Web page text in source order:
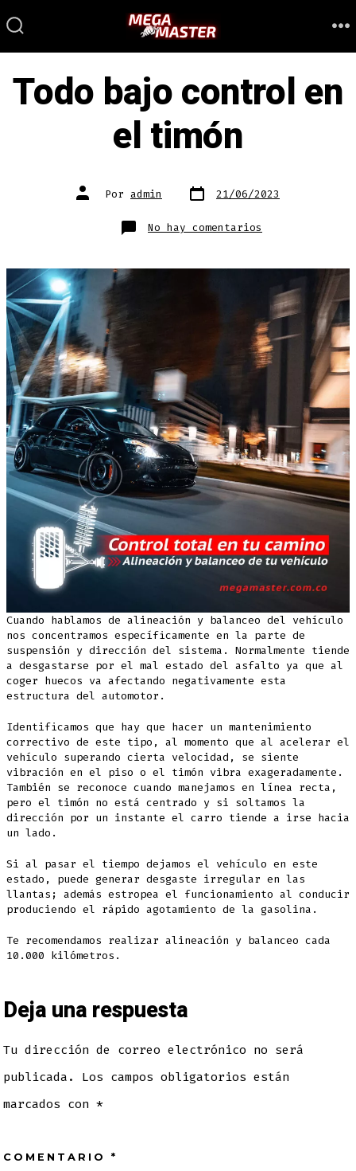
al
Todo bajo control en
el timón
Autor
de Por admin Fecha
de 21/06/2023
No hay comentarios
Todo
Cuando hablamos de alineación y balanceo del vehículo
nos concentramos específicamente en la parte de
suspensión y dirección del sistema. Normalmente tiende
a desgastarse por el mal estado del asfalto ya que al
coger huecos va afectando negativamente esta
estructura del automotor.
Identificamos que hay que hacer un mantenimiento
correctivo de este tipo, al momento que al acelerar el
vehículo superando cierta velocidad, se siente
vibración en el piso o el timón vibra exageradamente.
También se reconoce cuando manejamos en línea recta,
pero el timón no está centrado y si soltamos la
dirección por un instante el carro tiende a irse hacia
un lado.
Si al pasar el tiempo dejamos el vehículo en este
estado, puede generar desgaste irregular en las
llantas; además estropea el funcionamiento al conducir
produciendo el rápido agotamiento de la gasolina.
Te recomendamos realizar alineación y balanceo cada
10.000 kilómetros.
Deja una respuesta
Tu dirección de correo electrónico no será
publicada.
Los campos obligatorios están
marcados con *
COMENTARIO *